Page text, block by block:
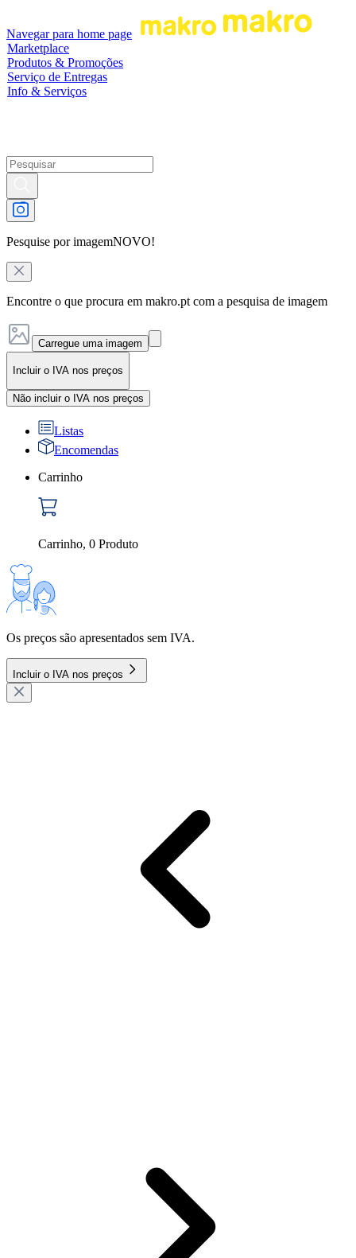
Navegar para home page
Marketplace
Produtos & Promoções
Serviço de Entregas
Info & Serviços
Pesquise por imagemNOVO!
Encontre o que procura em makro.pt com a pesquisa de imagem
Carregue uma imagem
Incluir o IVA nos preços
Não incluir o IVA nos preços
Listas
Encomendas
Carrinho
Carrinho, 0 Produto
Os preços são apresentados sem IVA.
Incluir o IVA nos preços